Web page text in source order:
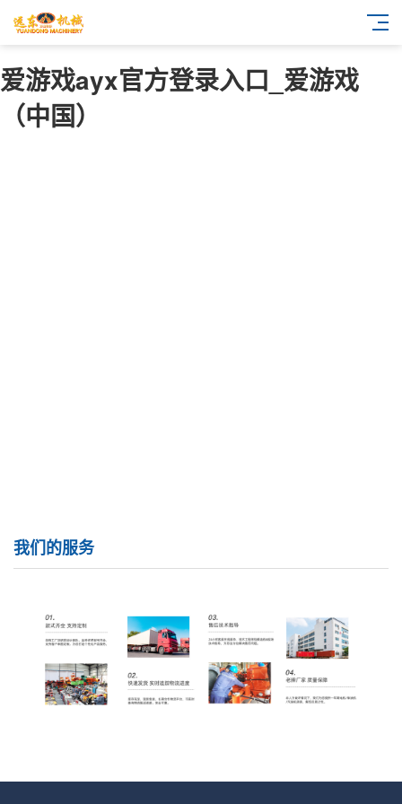
爱游戏ayx官方登录入口_爱游戏
（中国）
我们的服务